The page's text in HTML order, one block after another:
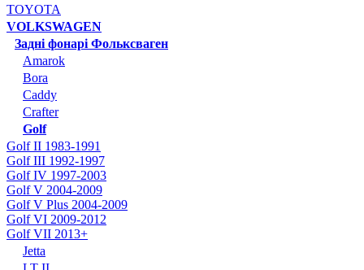
TOYOTA
VOLKSWAGEN
Задні фонарі Фольксваген
Amarok
Bora
Caddy
Crafter
Golf
Golf II 1983-1991
Golf III 1992-1997
Golf IV 1997-2003
Golf V 2004-2009
Golf V Plus 2004-2009
Golf VI 2009-2012
Golf VII 2013+
Jetta